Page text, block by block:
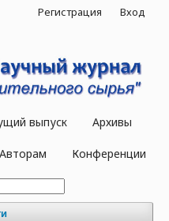
выпуск Архивы
Авторам Конференции
Регистрация Вход